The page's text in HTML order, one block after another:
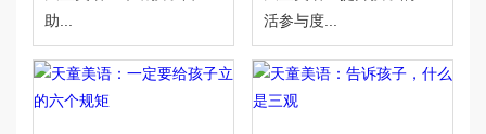
助...
活参与度...